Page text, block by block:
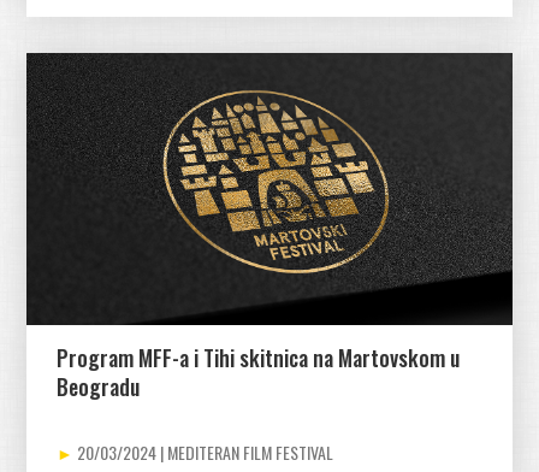
Program MFF-a i Tihi skitnica na Martovskom u
Beogradu
20/03/2024